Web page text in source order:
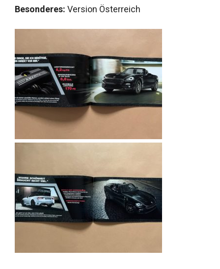
Besonderes: Version Österreich